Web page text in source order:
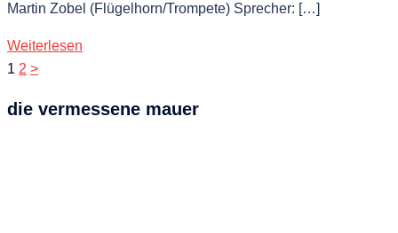
Martin Zobel (Flügelhorn/Trompete) Sprecher: […]
Weiterlesen
Seitennummerierung
Beiträge
1 2 >
die vermessene mauer